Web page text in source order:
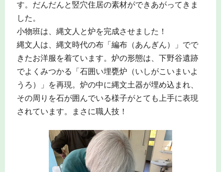
す。だんだんと竪穴住居の素材ができあがってきま
した。
小物班は、縄文人と炉を完成させました！
縄文人は、縄文時代の布「編布（あんぎん）」でで
きたお洋服を着ています。炉の形態は、下野谷遺跡
でよくみつかる「石囲い埋甕炉（いしがこいまいよ
うろ）」を再現。炉の中に縄文土器が埋め込まれ、
その周りを石が囲んでいる様子がとても上手に表現
されています。まさに職人技！